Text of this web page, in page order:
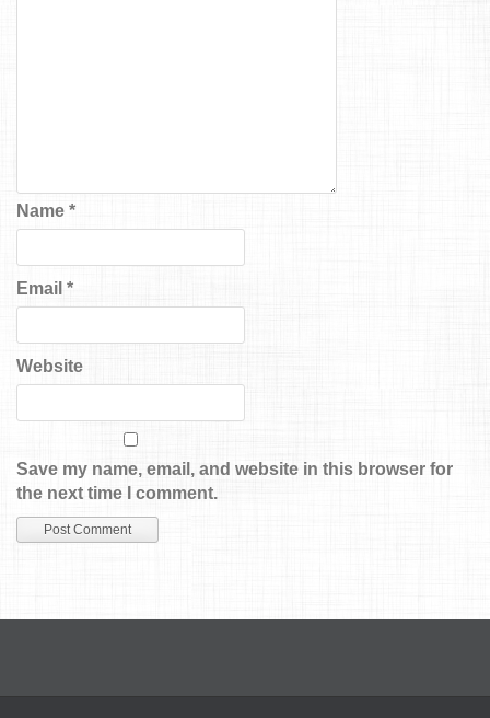
Name *
Email *
Website
Save my name, email, and website in this browser for
the next time I comment.